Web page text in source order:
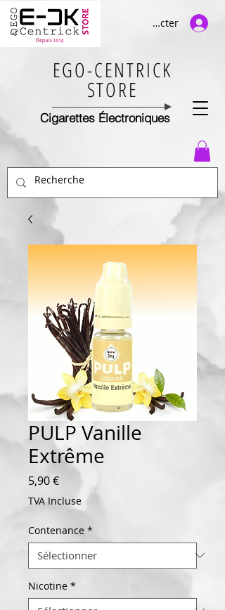
Se connecter
EGO-CENTRICK
STORE
Cigarettes Électroniques
PULP Vanille
Extrême
5,90 €Prix
TVA Incluse
Contenance *
Nicotine *